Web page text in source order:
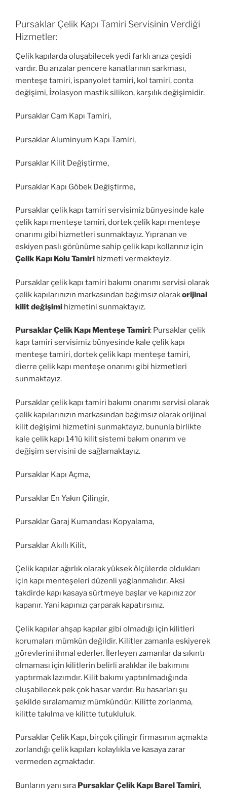
Pursaklar Çelik Kapı Tamiri Servisinin Verdiği
Hizmetler:
Çelik kapılarda oluşabilecek yedi farklı arıza çeşidi
vardır. Bu arızalar pencere kanatlarının sarkması,
menteşe tamiri, ispanyolet tamiri, kol tamiri, conta
değişimi, İzolasyon mastik silikon, karşılık değişimidir.
Pursaklar Cam Kapı Tamiri,
Pursaklar Aluminyum Kapı Tamiri,
Pursaklar Kilit Değiştirme,
Pursaklar Kapı Göbek Değiştirme,
Pursaklar çelik kapı tamiri servisimiz bünyesinde kale
çelik kapı menteşe tamiri, dortek çelik kapı menteşe
onarımı gibi hizmetleri sunmaktayız. Yıpranan ve
eskiyen paslı görünüme sahip çelik kapı kollarınız için
Çelik Kapı Kolu Tamiri hizmeti vermekteyiz.
Pursaklar çelik kapı tamiri bakımı onarımı servisi olarak
çelik kapılarınızın markasından bağımsız olarakorijinal
kilit değişimi hizmetini sunmaktayız.
Pursaklar Çelik Kapı Menteşe Tamiri: Pursaklar çelik
kapı tamiri servisimiz bünyesinde kale çelik kapı
menteşe tamiri, dortek çelik kapı menteşe tamiri,
dierre çelik kapı menteşe onarımı gibi hizmetleri
sunmaktayız.
Pursaklar çelik kapı tamiri bakımı onarımı servisi olarak
çelik kapılarınızın markasından bağımsız olarak orijinal
kilit değişimi hizmetini sunmaktayız, bununla birlikte
kale çelik kapı 14’lü kilit sistemi bakım onarım ve
değişim servisini de sağlamaktayız.
Pursaklar Kapı Açma,
Pursaklar En Yakın Çilingir,
Pursaklar Garaj Kumandası Kopyalama,
Pursaklar Akıllı Kilit,
Çelik kapılar ağırlık olarak yüksek ölçülerde oldukları
için kapı menteşeleri düzenli yağlanmalıdır. Aksi
takdirde kapı kasaya sürtmeye başlar ve kapınız zor
kapanır. Yani kapınızı çarparak kapatırsınız.
Çelik kapılar ahşap kapılar gibi olmadığı için kilitleri
korumaları mümkün değildir. Kilitler zamanla eskiyerek
görevlerini ihmal ederler. İlerleyen zamanlar da sıkıntı
olmaması için kilitlerin belirli aralıklar ile bakımını
yaptırmak lazımdır. Kilit bakımı yaptırılmadığında
oluşabilecek pek çok hasar vardır. Bu hasarları şu
şekilde sıralamamız mümkündür: Kilitte zorlanma,
kilitte takılma ve kilitte tutukluluk.
Pursaklar Çelik Kapı, birçok çilingir firmasının açmakta
zorlandığı çelik kapıları kolaylıkla ve kasaya zarar
vermeden açmaktadır.
Bunların yanı sıra Pursaklar Çelik Kapı Barel Tamiri,